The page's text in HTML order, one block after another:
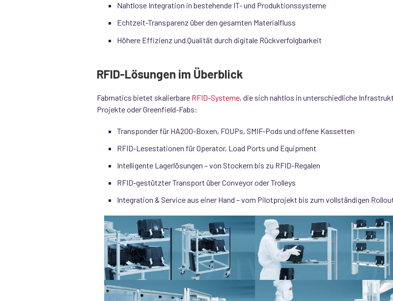
Nahtlose Integration in bestehende IT- und Produktionssysteme
Echtzeit-Transparenz über den gesamten Materialfluss
Höhere Effizienz und Qualität durch digitale Rückverfolgbarkeit
RFID-Lösungen im Überblick
Fabmatics bietet skalierbare RFID-Systeme, die sich nahtlos in unterschiedliche
Projekte oder Greenfield-Fabs:
Transponder für HA200-Boxen, FOUPs, SMIF-Pods und offene Kassetten
RFID-Lesestationen für Operator, Load Ports und Equipment
Intelligente Lagerlösungen – von Stockern bis zu RFID-Regalen
RFID-gestützter Transport über Conveyor oder Trolleys
Integration & Service aus einer Hand – vom Pilotprojekt bis zum vollständigen